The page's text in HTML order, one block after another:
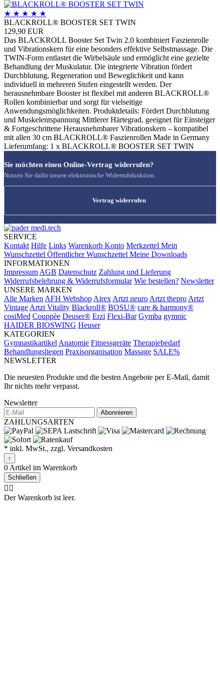
★ ★ ★ ★ ★
BLACKROLL® BOOSTER SET TWIN
129,90 EUR
Das BLACKROLL Booster Set Twin 2.0 kombiniert Faszienrolle
und Vibrationskern für eine besonders effektive Selbstmassage. Die
TWIN-Form entlastet die Wirbelsäule und ermöglicht eine gezielte
Behandlung der Muskulatur. Die integrierte Vibration fördert
Durchblutung, Regeneration und Beweglichkeit und kann
individuell in mehreren Stufen eingestellt werden. Der
herausnehmbare Booster ist flexibel mit anderen BLACKROLL®
Rollen kombinierbar und sorgt für vielseitige
Anwendungsmöglichkeiten. Produktdetails: Fördert Durchblutung
und Muskelentspannung Mittlerer Härtegrad, geeignet für Einsteiger
& Fortgeschrittene Herausnehmbarer Vibrationskern – kompatibel
mit allen 30 cm BLACKROLL® Faszienrollen Made in Germany
Lieferumfang: 1 x BLACKROLL® BOOSTER SET TWIN
Sie möchten einen Online-Vertrag widerrufen?
Nutzen Sie dafür unsere elektronische Widerrufsfunktion.
Vertrag widerrufen
SERVICE
Kontakt Hilfe Links Warenkorb Konto Merkzettel Mein
Wunschzettel Öffentlicher Wunschzettel Meine Downloads
INFORMATIONEN
Impressum AGB Datenschutz Zahlung und Lieferung
Widerrufsbelehrung & Widerrufsformular Wie bestellen? Newsletter
UNSERE MARKEN
Alle Marken AFH Webshop Airex Artzt neuro Artzt thepro Artzt
Vintage Artzt Vitality Blackroll® BOSU® care & harmony®
cosiMed Couppèe Deuser® Erzi Flexi-Bar Gymba gymnic
HAIDER BIOSWING Heuser
KATEGORIEN
Gymnastikartikel Anatomie Fitnessgeräte Therapiebedarf
Behandlungsliegen Praxisorganisation Massage SALE%
NEWSLETTER
Die neuesten Produkte und die besten Angebote per E-Mail, damit
Ihr nichts mehr verpasst.
Newsletter
Abonnieren
ZAHLUNGSARTEN
* inkl. MwSt., zzgl. Versandkosten
↑
0 Artikel im Warenkorb
Schließen
🤷‍♂️
Der Warenkorb ist leer.